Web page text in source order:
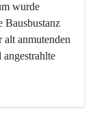
wurde
Bausbustanz
alt anmutenden
integrativer